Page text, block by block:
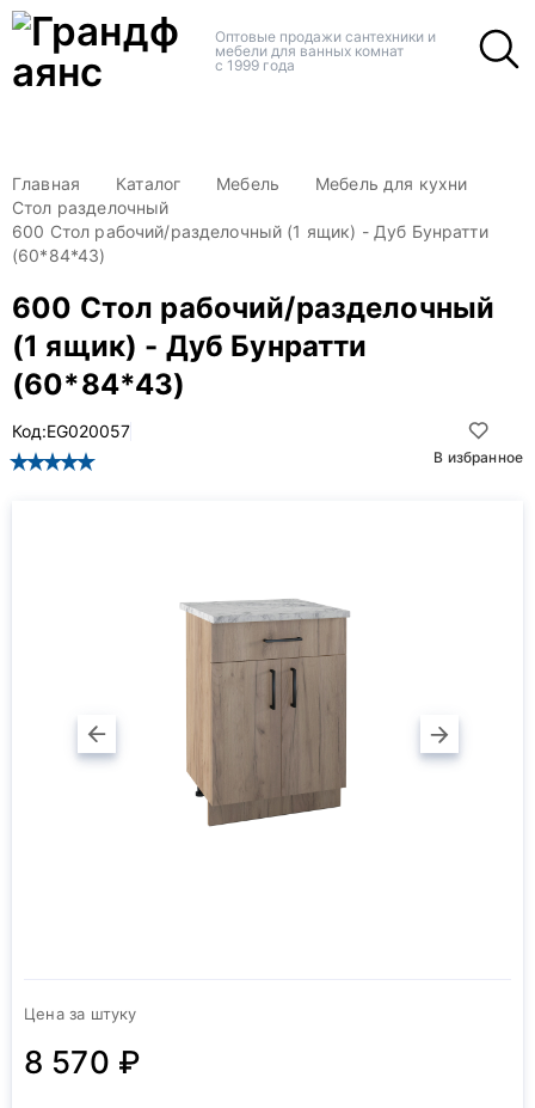
Оптовые продажи сантехники и
мебели для ванных комнат
с 1999 года
Главная Каталог Мебель
Мебель для кухни
Стол разделочный
600 Стол рабочий/разделочный (1 ящик) - Дуб Бунратти
(60*84*43)
600 Стол рабочий/разделочный
(1 ящик) - Дуб Бунратти
(60*84*43)
В избранное
Код:EG020057
Цена за штуку
8 570 ₽